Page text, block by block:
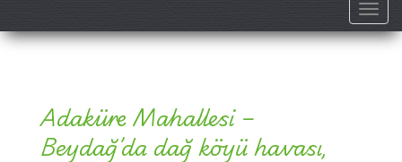
Adaküre Mahallesi –
Beydağ’da dağ köyü havası,